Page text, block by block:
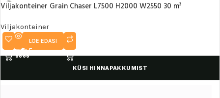
Viljakonteiner Grain Chaser L7500 H2000 W2550 30 m³
Viljakonteiner
LOE EDASI
KÜSI HINNAPAKKUMIST